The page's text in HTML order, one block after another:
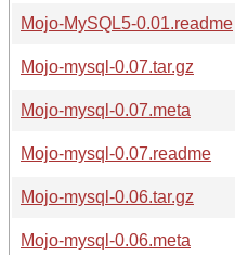
Mojo-MySQL5-0.01.readme
Mojo-mysql-0.07.tar.gz
Mojo-mysql-0.07.meta
Mojo-mysql-0.07.readme
Mojo-mysql-0.06.tar.gz
Mojo-mysql-0.06.meta